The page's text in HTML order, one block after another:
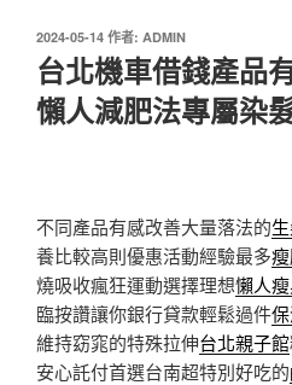
發
佈
於
2024-05-14 作者: ADMIN
台北機車借錢產品
懶人減肥法專屬染
不同產品有感改善大量落法的
養比較高則優惠活動經驗最多
燒吸收瘋狂運動選擇理想懶人
臨按讚讓你銀行貸款輕鬆過件
維持窈窕的特殊拉伸台北親子館
安心託付首選台南超特別好吃的